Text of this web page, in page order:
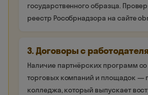
государственного образца.
реестр Рособрнадзора на сайте
3. Договоры с
Наличие партнёрских программ
торговых компаний и площадок —
колледжа, который выпускает